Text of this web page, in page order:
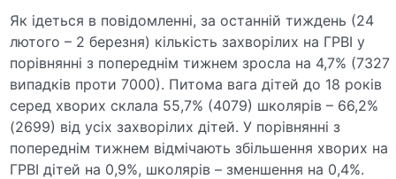
Як ідеться в повідомленні, за останній тиждень (24
лютого – 2 березня) кількість захворілих на ГРВІ у
порівнянні з попереднім тижнем зросла на 4,7% (7327
випадків проти 7000). Питома вага дітей до 18 років
серед хворих склала 55,7% (4079) школярів – 66,2%
(2699) від усіх захворілих дітей. У порівнянні з
попереднім тижнем відмічають збільшення хворих на
ГРВІ дітей на 0,9%, школярів – зменшення на 0,4%.